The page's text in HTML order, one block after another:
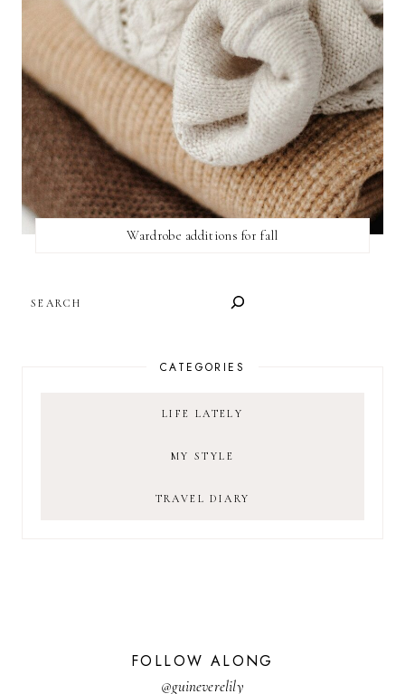
Wardrobe additions for fall
CATEGORIES
LIFE LATELY
MY STYLE
TRAVEL DIARY
FOLLOW ALONG
@guineverelily